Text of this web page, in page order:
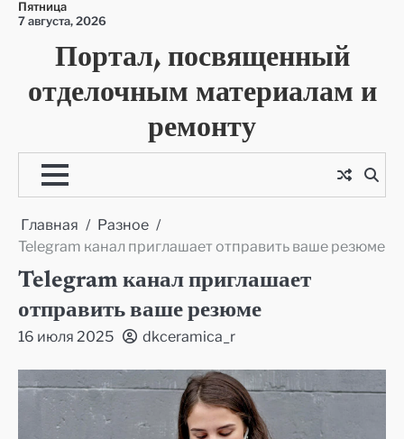
Перейти
содержимому
Пятница
7 августа, 2026
Портал, посвященный
отделочным материалам и
ремонту
Главная
Разное
Telegram канал приглашает отправить ваше резюме
Telegram канал приглашает
отправить ваше резюме
16 июля 2025 dkceramica_r